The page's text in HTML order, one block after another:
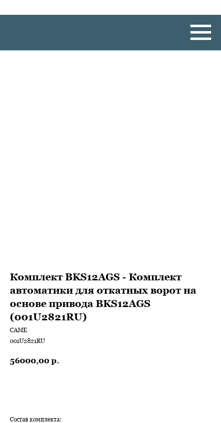
Комплект BKS12AGS - Комплект
автоматики для откатных ворот на
основе привода BKS12AGS
(001U2821RU)
САМЕ
001U2821RU
56000,00 р.
Состав комплекта: